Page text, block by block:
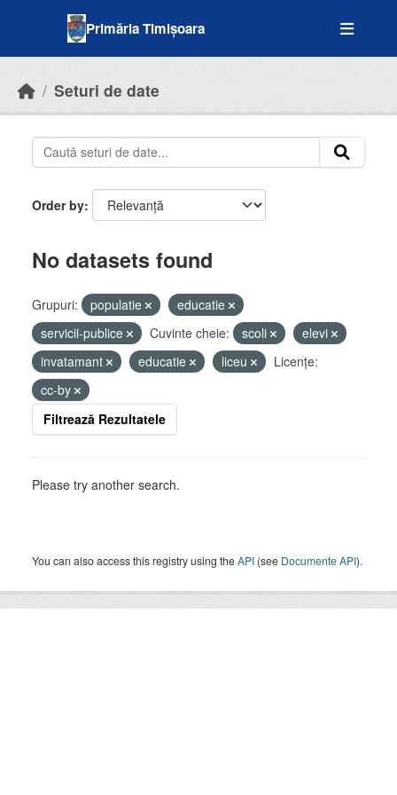
Primăria Timișoara
Seturi de date
Order by
No datasets found
Grupuri: populatie
educatie
servicii-publice
Cuvinte cheie: scoli
elevi
invatamant
educatie liceu
Licenţe:
cc-by
Filtrează Rezultatele
Please try another search.
You can also access this registry using theAPI (see Documente API).